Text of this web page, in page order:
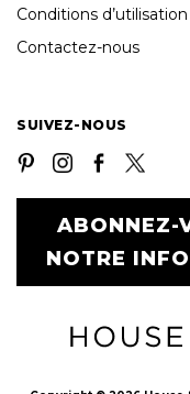
Conditions d’utilisation
Contactez-nous
SUIVEZ-NOUS
ABONNEZ-
NOTRE